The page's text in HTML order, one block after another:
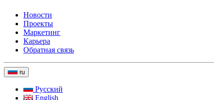
Новости
Проекты
Маркетинг
Карьера
Обратная связь
ru
Русский
English